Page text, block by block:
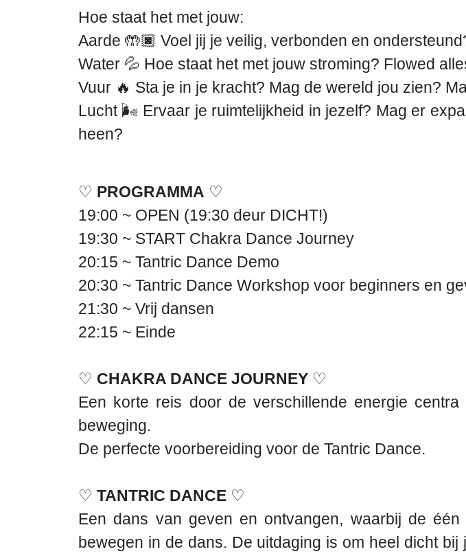
Hoe staat het met jouw:
Aarde 🤲🏿 Voel jij je veilig, verbonden en
Water 💦 Hoe staat het met jouw stroming? Flowed
Vuur 🔥 Sta je in je kracht? Mag de wereld jou zien?
Lucht 🌬️ Ervaar je ruimtelijkheid in jezelf? Mag er
heen?
♡ PROGRAMMA ♡
19:00 ~ OPEN (19:30 deur DICHT!)
19:30 ~ START Chakra Dance Journey
20:15 ~ Tantric Dance Demo
20:30 ~ Tantric Dance Workshop voor beginners en
21:30 ~ Vrij dansen
22:15 ~ Einde
♡ CHAKRA DANCE JOURNEY ♡
Een korte reis door de verschillende energie
beweging.
De perfecte voorbereiding voor de Tantric Dance.
♡ TANTRIC DANCE ♡
Een dans van geven en ontvangen, waarbij de
bewegen in de dans. De uitdaging is om heel dicht